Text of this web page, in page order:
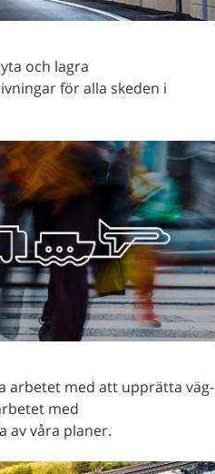
och lagra
för alla skeden i
arbetet med att upprätta väg-
med
av våra planer.